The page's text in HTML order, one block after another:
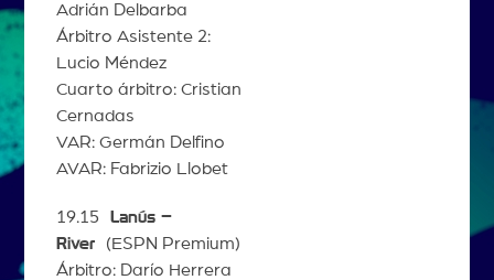
Adrián Delbarba
Árbitro Asistente 2:
Lucio Méndez
Cuarto árbitro: Cristian
Cernadas
VAR: Germán Delfino
AVAR: Fabrizio Llobet
19.15 Lanús –
River(ESPN Premium)
Árbitro: Darío Herrera